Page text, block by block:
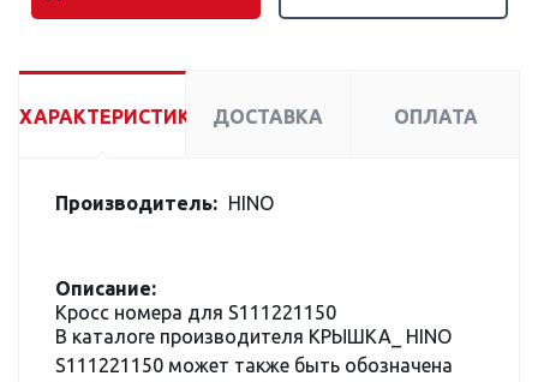
ХАРАКТЕРИСТИКИ ДОСТАВКА ОПЛАТА
Производитель: HINO
Описание:
Кросс номера для S111221150
В каталоге производителя КРЫШКА_ HINO
S111221150 может также быть обозначена